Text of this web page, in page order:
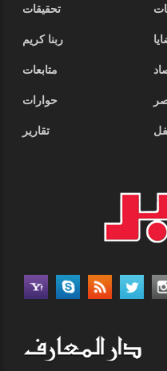
تحقيقات
ربنا كريم
متابعات
حوارات
تقارير